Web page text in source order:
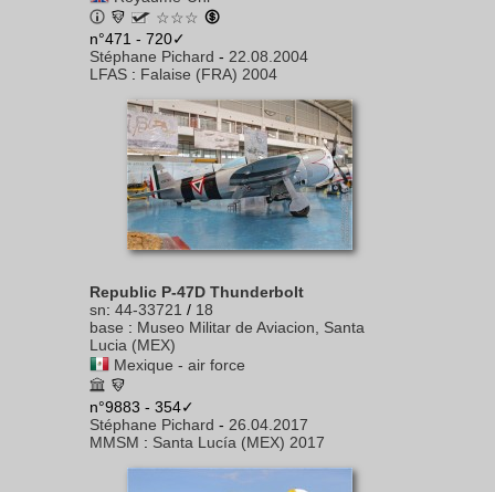
☆☆☆
n°471 - 720✓
Stéphane Pichard - 22.08.2004
LFAS : Falaise (FRA) 2004
Republic P-47D Thunderbolt
sn: 44-33721 / 18
base : Museo Militar de Aviacion, Santa
Lucia (MEX)
Mexique - air force
n°9883 - 354✓
Stéphane Pichard - 26.04.2017
MMSM : Santa Lucía (MEX) 2017